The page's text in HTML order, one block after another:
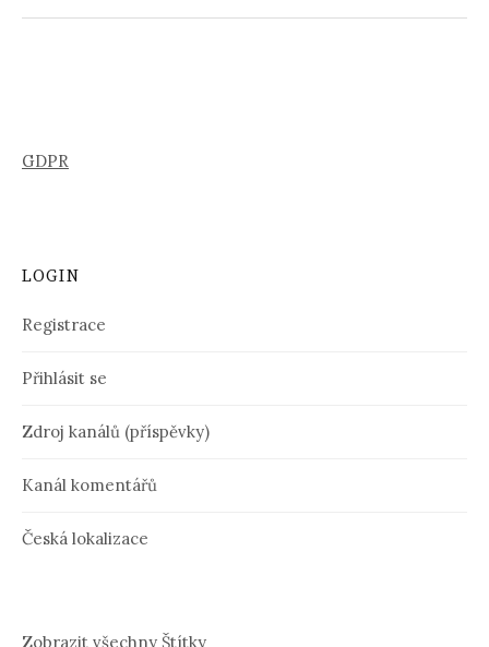
GDPR
LOGIN
Registrace
Přihlásit se
Zdroj kanálů (příspěvky)
Kanál komentářů
Česká lokalizace
Zobrazit všechny Štítky